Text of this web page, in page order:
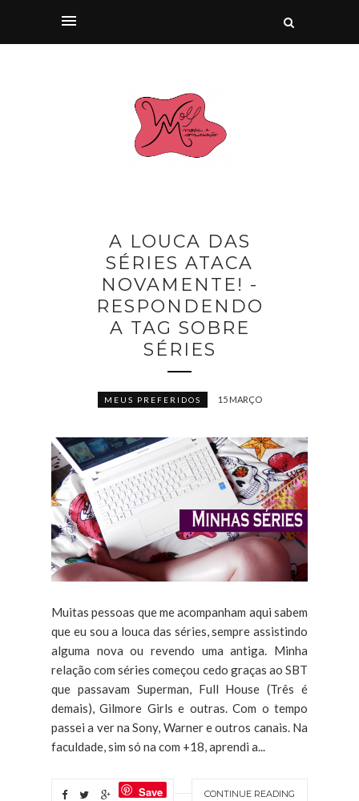
A LOUCA DAS
SÉRIES ATACA
NOVAMENTE! -
RESPONDENDO
A TAG SOBRE
SÉRIES
MEUS PREFERIDOS 15 MARÇO
Muitas pessoas que me acompanham aqui sabem
que eu sou a louca das séries, sempre assistindo
alguma nova ou revendo uma antiga. Minha
relação com séries começou cedo graças ao SBT
que passavam Superman, Full House (Três é
demais), Gilmore Girls e outras. Com o tempo
passei a ver na Sony, Warner e outros canais. Na
faculdade, sim só na com +18, aprendi a...
CONTINUE READING
Save